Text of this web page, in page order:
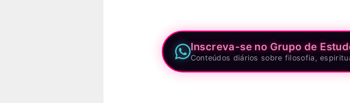
Inscreva-se no Grupo de
Conteúdos diários sobre filosofia,